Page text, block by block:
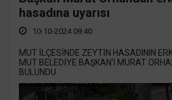
hasadına uyarısı
10-10-2024 09:40
MUT İLÇESİNDE ZEYTİN HASADININ
MUT BELEDİYE BAŞKAN’I MURAT
BULUNDU.